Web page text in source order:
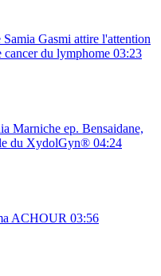
Samia Gasmi attire l'attention
cancer du lymphome 03:23
Marniche ep. Bensaidane,
du XydolGyn® 04:24
ACHOUR 03:56